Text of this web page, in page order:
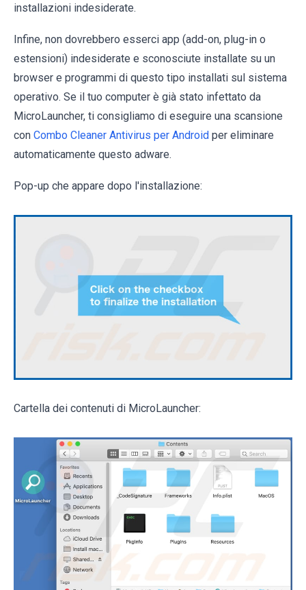
installazioni indesiderate.
Infine, non dovrebbero esserci app (add-on, plug-in o
estensioni) indesiderate e sconosciute installate su un
browser e programmi di questo tipo installati sul sistema
operativo. Se il tuo computer è già stato infettato da
MicroLauncher, ti consigliamo di eseguire una scansione
con Combo Cleaner Antivirus per Android per eliminare
automaticamente questo adware.
Pop-up che appare dopo l'installazione:
Cartella dei contenuti di MicroLauncher: